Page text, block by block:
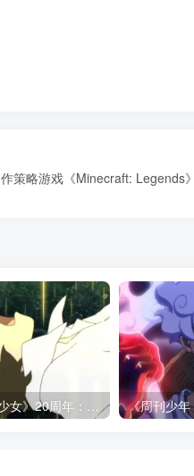
策略游戏《Minecraft: Legends
《穿越时空的少女》20周年：细田守最狠的告白，是逼你承认有些夏天回不去了！